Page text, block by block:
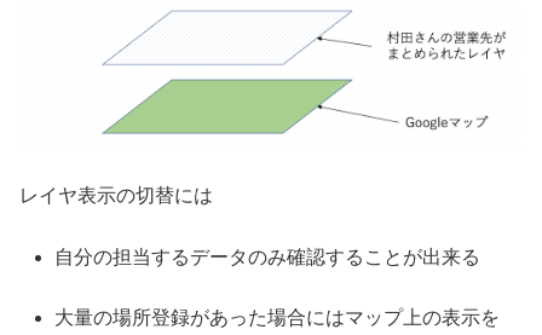
レイヤ表示の切替には
自分の担当するデータのみ確認することが出来る
大量の場所登録があった場合にはマップ上の表示を